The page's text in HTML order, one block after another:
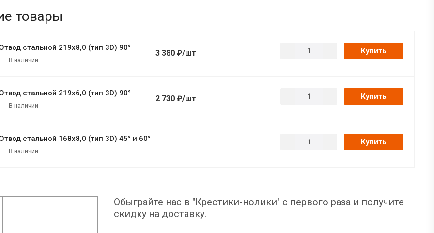
товары
стальной 219х8,0 (тип 3D) 90°
В наличии
3 380 ₽/шт Купить
стальной 219х6,0 (тип 3D) 90°
В наличии
2 730 ₽/шт Купить
стальной 168х8,0 (тип 3D) 45° и 60°
В наличии
Купить
Обыграйте нас в "Крестики-нолики" с первого раза и получите
скидку на доставку.